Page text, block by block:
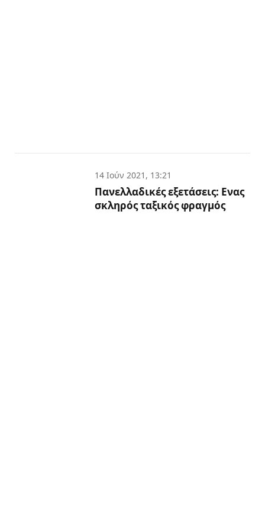
14 Ιούν 2021, 13:21
Πανελλαδικές εξετάσεις: Ενας
σκληρός ταξικός φραγμός